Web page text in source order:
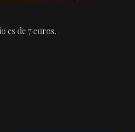
es de 7 euros.